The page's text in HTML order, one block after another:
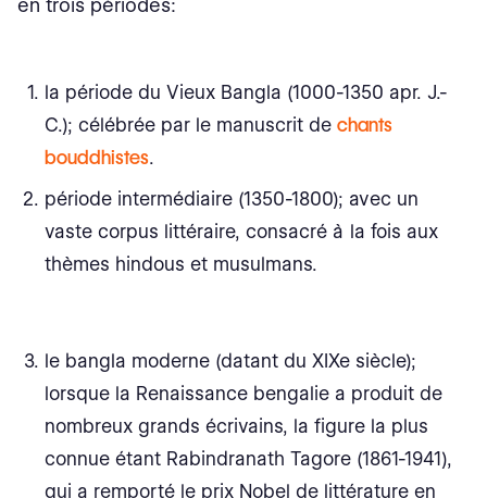
en trois périodes:
la période du Vieux Bangla (1000-1350 apr. J.-
C.); célébrée par le manuscrit de chants
bouddhistes.
période intermédiaire (1350-1800); avec un
vaste corpus littéraire, consacré à la fois aux
thèmes hindous et musulmans.
le bangla moderne (datant du XIXe siècle);
lorsque la Renaissance bengalie a produit de
nombreux grands écrivains, la figure la plus
connue étant Rabindranath Tagore (1861-1941),
qui a remporté le prix Nobel de littérature en